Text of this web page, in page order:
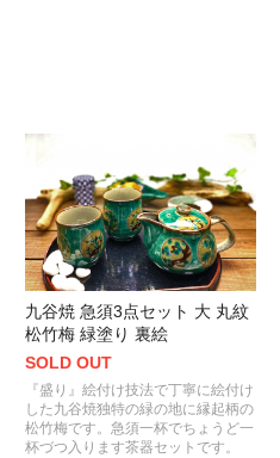
九谷焼 急須3点セット 大 丸紋
松竹梅 緑塗り 裏絵
SOLD OUT
『盛り』絵付け技法で丁寧に絵付け
した九谷焼独特の緑の地に縁起柄の
松竹梅です。急須一杯でちょうど一
杯づつ入ります茶器セットです。